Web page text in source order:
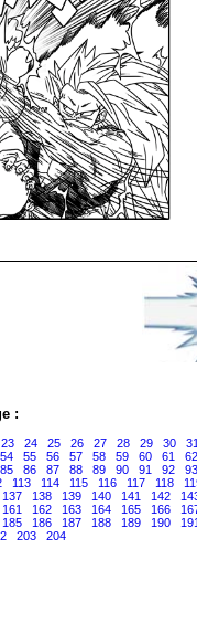
:
23 24 25 26 27 28 29 30 31
54 55 56 57 58 59 60 61 62
85 86 87 88 89 90 91 92 93
113 114 115 116 117 118
137 138 139 140 141 142
161 162 163 164 165 166
185 186 187 188 189 190 191
203 204